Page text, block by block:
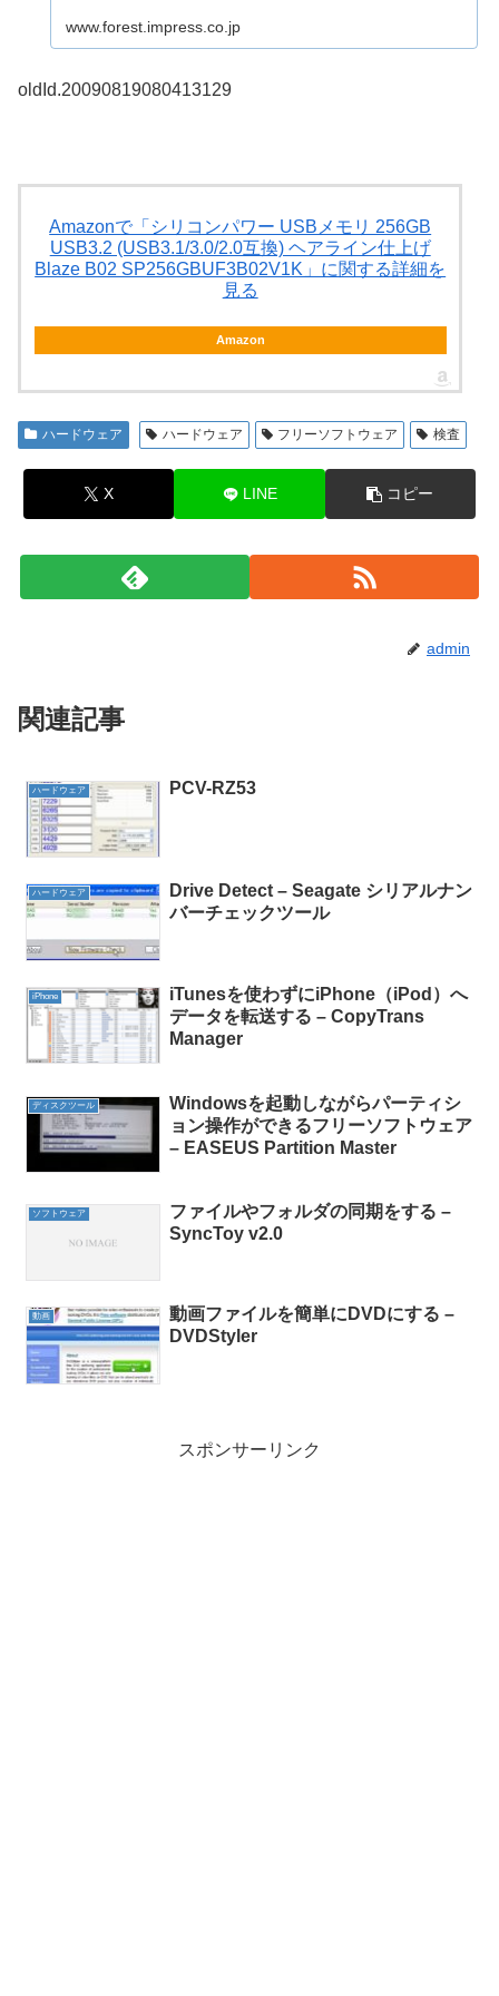
www.forest.impress.co.jp
oldId.20090819080413129
Amazonで「シリコンパワー USBメモリ 256GB
USB3.2 (USB3.1/3.0/2.0互換) ヘアライン仕上げ
Blaze B02 SP256GBUF3B02V1K」に関する詳細を
見る
Amazon
ハードウェア ハードウェア フリーソフトウェア 検査
X LINE コピー
admin
関連記事
ハードウェア PCV-RZ53
ハードウェア
Drive Detect – Seagate シリアルナン
バーチェックツール
iPhone
iTunesを使わずにiPhone（iPod）へ
データを転送する – CopyTrans
Manager
ディスクツール
Windowsを起動しながらパーティシ
ョン操作ができるフリーソフトウェア
– EASEUS Partition Master
ソフトウェア
ファイルやフォルダの同期をする –
SyncToy v2.0
動画
動画ファイルを簡単にDVDにする –
DVDStyler
スポンサーリンク